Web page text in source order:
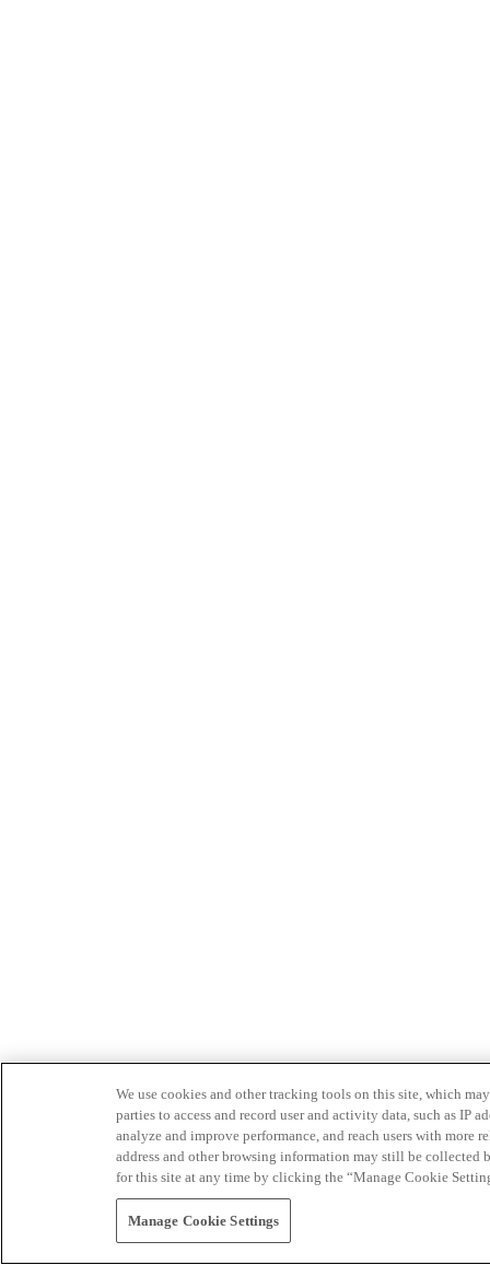
We use cookies and other tracking tools on this site, which
parties to access and record user and activity data, such as IP
analyze and improve performance, and reach users with
address and other browsing information may still be collected
for this site at any time by clicking the “Manage Cookie
Manage Cookie Settings